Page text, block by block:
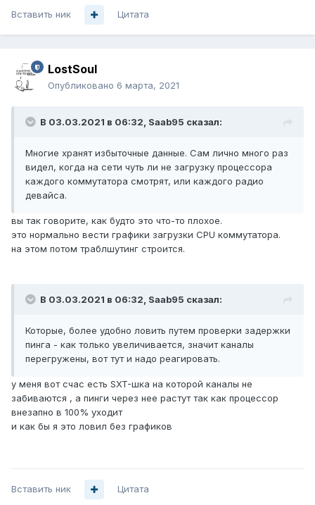
Вставить ник Цитата
LostSoul
Опубликовано 6 марта, 2021
В 03.03.2021 в 06:32, Saab95 сказал:
Многие хранят избыточные данные. Сам лично много раз
видел, когда на сети чуть ли не загрузку процессора
каждого коммутатора смотрят, или каждого радио
девайса.
вы так говорите, как будто это что-то плохое.
это нормально вести графики загрузки CPU коммутатора.
на этом потом траблшутинг строится.
В 03.03.2021 в 06:32, Saab95 сказал:
Которые, более удобно ловить путем проверки задержки
пинга - как только увеличивается, значит каналы
перегружены, вот тут и надо реагировать.
у меня вот счас есть SXT-шка на которой каналы не
забиваются , а пинги через нее растут так как процессор
внезапно в 100% уходит
и как бы я это ловил без графиков
Вставить ник Цитата